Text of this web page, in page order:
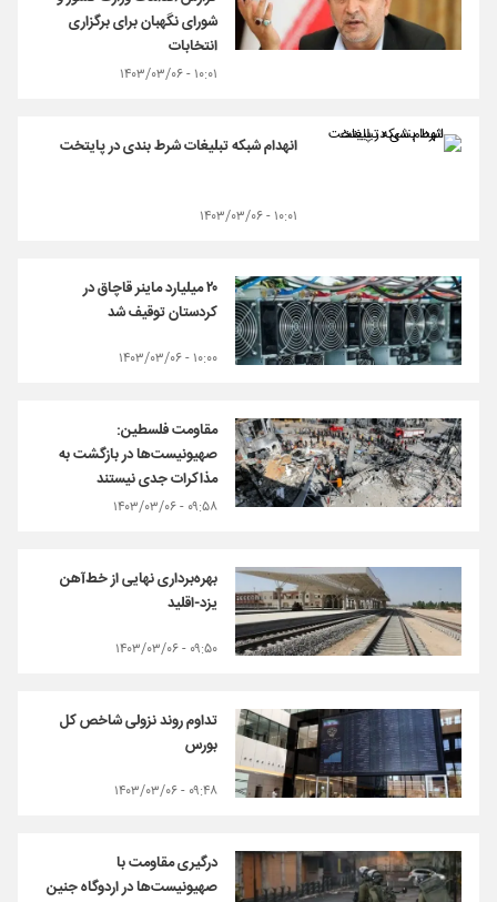
شورای نگهبان برای برگزاری
انتخابات
۱۰:۰۱ - ۱۴۰۳/۰۳/۰۶
انهدام شبکه تبلیغات شرط بندی در پایتخت
۱۰:۰۱ - ۱۴۰۳/۰۳/۰۶
۲۰ میلیارد ماینر قاچاق در
کردستان توقیف شد
۱۰:۰۰ - ۱۴۰۳/۰۳/۰۶
مقاومت فلسطین:
صهیونیست‌ها در بازگشت به
مذاکرات جدی نیستند
۰۹:۵۸ - ۱۴۰۳/۰۳/۰۶
بهره‌برداری نهایی از خط‌آهن
یزد-اقلید
۰۹:۵۰ - ۱۴۰۳/۰۳/۰۶
تداوم روند نزولی شاخص کل
بورس
۰۹:۴۸ - ۱۴۰۳/۰۳/۰۶
درگیری مقاومت با
صهیونیست‌ها در اردوگاه جنین